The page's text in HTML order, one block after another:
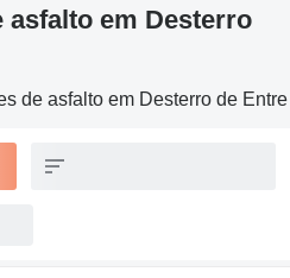
asfalto em Desterro
de asfalto em Desterro de